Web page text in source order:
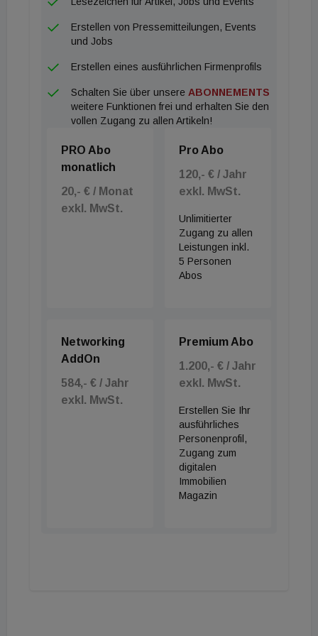
nahegelegenen Ulm übernimmt unter anderem
Ersatzteillogistik sowie Retourenmanagement. An
dem neuen Standort in Giengen wird Noerpel
verschiedene logistische Dienstleistungen anbieten,
Tiernahrungsmittel-Industrie. Die kürzlich errichtete
Halle wurde von Panattoni realisiert. Goldbeck
International war als Generalunternehmer tätig. LIP
wurde bei dem Off-Market-Deal rechtlich von
Ashurst LLP, steuerlich von Ebner Stolz und bei der
ESG Due Diligence von ES EnviroSustain
unterstützt. Mocuntia übernahm die technische Due
Erstellen von Pressemitteilungen, Events
und Jobs
Erstellen eines ausführlichen Firmenprofils
Schalten Sie über unsere ABONNEMENTS
weitere Funktionen frei und erhalten Sie den
vollen Zugang zu allen Artikeln!
PRO Abo
monatlich
20,- € / Monat
exkl. MwSt.
Pro Abo
120,- € / Jahr
exkl. MwSt.
Unlimitierter
Zugang zu allen
Leistungen inkl.
5 Personen
Abos
Networking
AddOn
584,- € / Jahr
exkl. MwSt.
Premium Abo
1.200,- € / Jahr
exkl. MwSt.
Erstellen Sie Ihr
ausführliches
Personenprofil,
Zugang zum
digitalen
Immobilien
Magazin